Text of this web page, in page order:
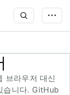
브라우저 대신
습니다. GitHub